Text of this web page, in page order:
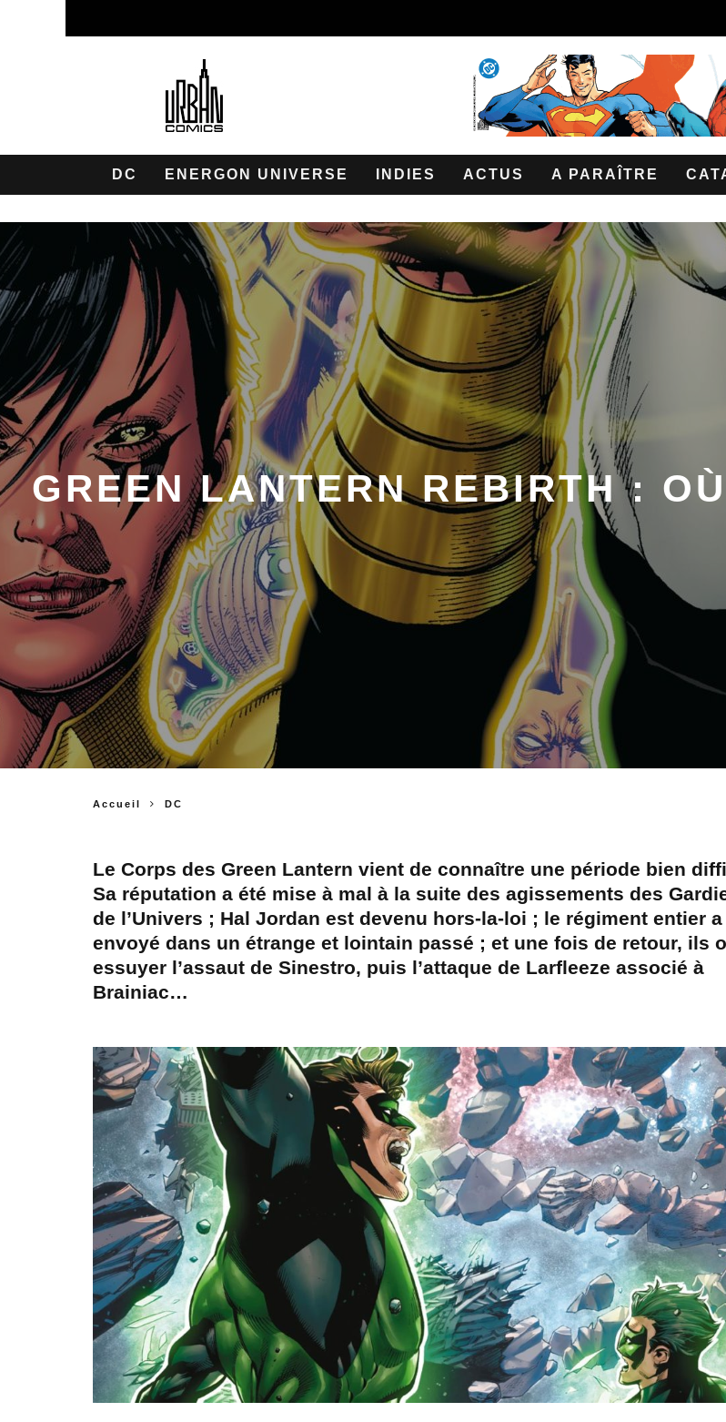
DC ENERGON UNIVERSE INDIES ACTUS A PARAÎTRE
GREEN LANTERN REBIRTH :
Accueil DC
Le Corps des Green Lantern vient de connaître une période bien
Sa réputation a été mise à mal à la suite des agissements des
de l’Univers ; Hal Jordan est devenu hors-la-loi ; le régiment entier a
envoyé dans un étrange et lointain passé ; et une fois de retour, ils
essuyer l’assaut de Sinestro, puis l’attaque de Larfleeze associé à
Brainiac…